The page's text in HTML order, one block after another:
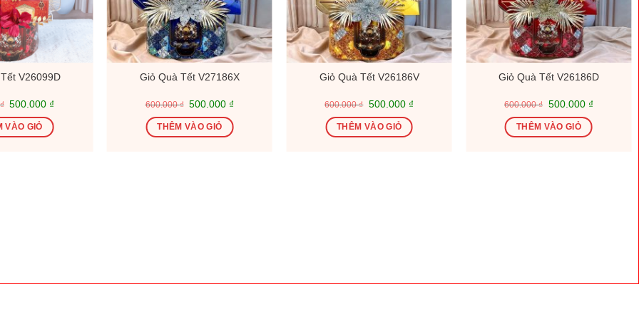
V26099D
₫ Giá
là:
600.000 ₫.
500.000 ₫
tại
là:
VÀO GIỎ
Giỏ Quà Tết V27186X
600.000₫ Giá
là:
600.000 ₫.
500.000 ₫
tại
là:
THÊM VÀO GIỎ
Giỏ Quà Tết V26186V
600.000₫ Giá
là:
600.000 ₫.
500.000 ₫
THÊM VÀO GIỎ
Giỏ Quà Tết V26186D
600.000₫ Giá
là:
600.000 ₫.
500.000 ₫Giá
tại
là:
THÊM VÀO GIỎ